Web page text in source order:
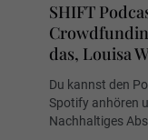
SHIFT
das, Louisa
Du kannst den
Spotify anhören
Nachhaltiges